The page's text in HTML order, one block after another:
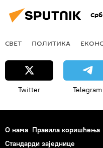
СВЕТ ПОЛИТИКА
Twitter Telegram
О нама Правила коришћења
Стандарди заједнице